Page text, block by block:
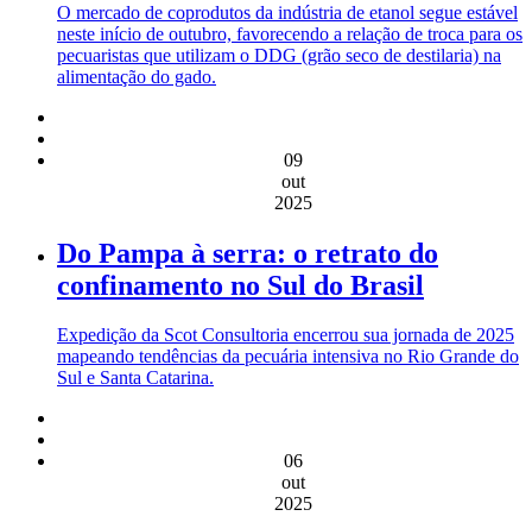
O mercado de coprodutos da indústria de etanol segue estável
neste início de outubro, favorecendo a relação de troca para os
pecuaristas que utilizam o DDG (grão seco de destilaria) na
alimentação do gado.
09
out
2025
Do Pampa à serra: o retrato do
confinamento no Sul do Brasil
Expedição da Scot Consultoria encerrou sua jornada de 2025
mapeando tendências da pecuária intensiva no Rio Grande do
Sul e Santa Catarina.
06
out
2025